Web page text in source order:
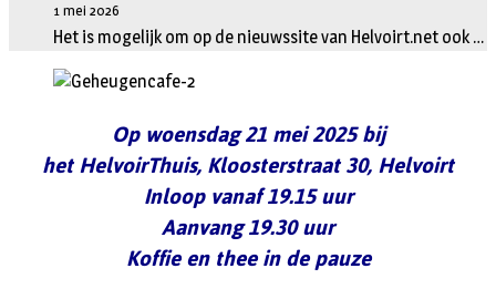
1 mei 2026
Het is mogelijk om op de nieuwssite van Helvoirt.net ook …
Op woensdag 21 mei 2025 bij
het HelvoirThuis, Kloosterstraat 30, Helvoirt
Inloop vanaf 19.15 uur
Aanvang 19.30 uur
Koffie en thee in de pauze